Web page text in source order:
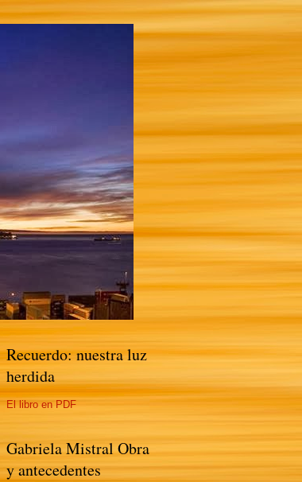
Recuerdo: nuestra luz
herdida
El libro en PDF
Gabriela Mistral Obra
y antecedentes